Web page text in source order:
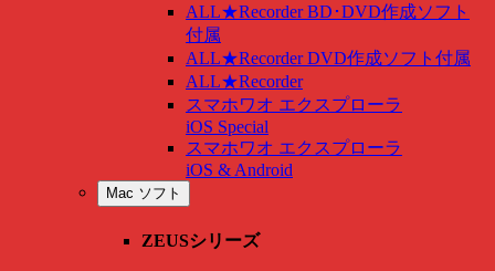
ALL★Recorder BD･DVD作成ソフト
付属
ALL★Recorder DVD作成ソフト付属
ALL★Recorder
スマホワオ エクスプローラ
iOS Special
スマホワオ エクスプローラ
iOS & Android
Mac ソフト
ZEUSシリーズ